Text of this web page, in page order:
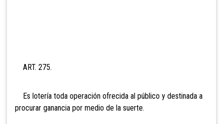
ART. 275.
Es lotería toda operación ofrecida al público y destinada a
procurar ganancia por medio de la suerte.